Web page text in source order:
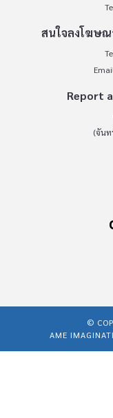
สนใจลงโฆษณ
Report
(จันท
©
AME